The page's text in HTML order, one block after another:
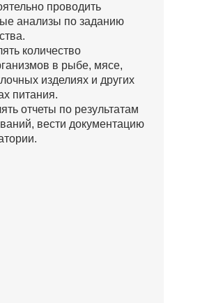
проводить
анализы по заданию
количество
в рыбе, мясе,
изделиях и других
питания.
отчеты по результатам
вести документацию